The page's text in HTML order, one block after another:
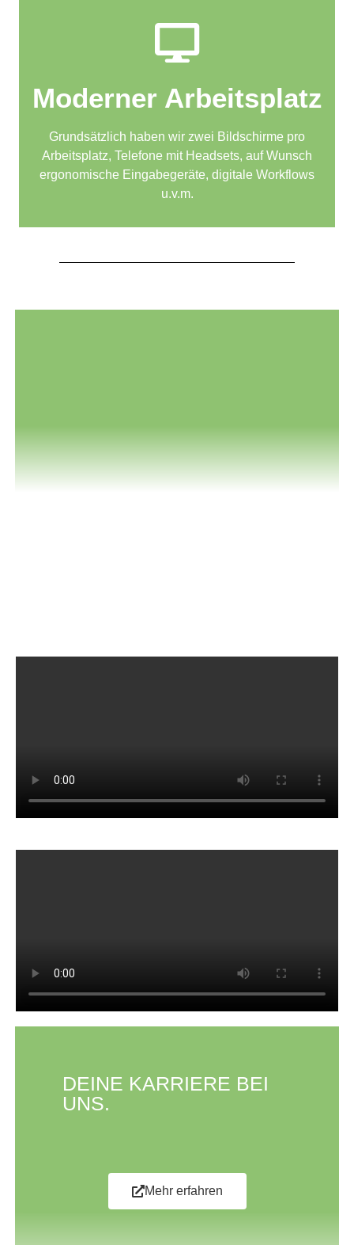
Moderner Arbeitsplatz
Grundsätzlich haben wir zwei Bildschirme pro
Arbeitsplatz, Telefone mit Headsets, auf Wunsch
ergonomische Eingabegeräte, digitale Workflows
u.v.m.
DEINE KARRIERE BEI
UNS.
Mehr erfahren